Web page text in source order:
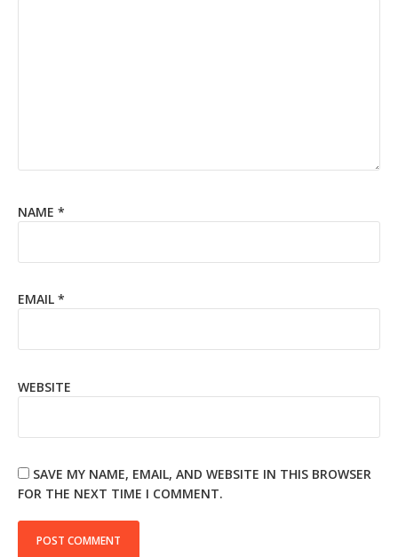
NAME *
EMAIL *
WEBSITE
SAVE MY NAME, EMAIL, AND WEBSITE IN THIS BROWSER
FOR THE NEXT TIME I COMMENT.